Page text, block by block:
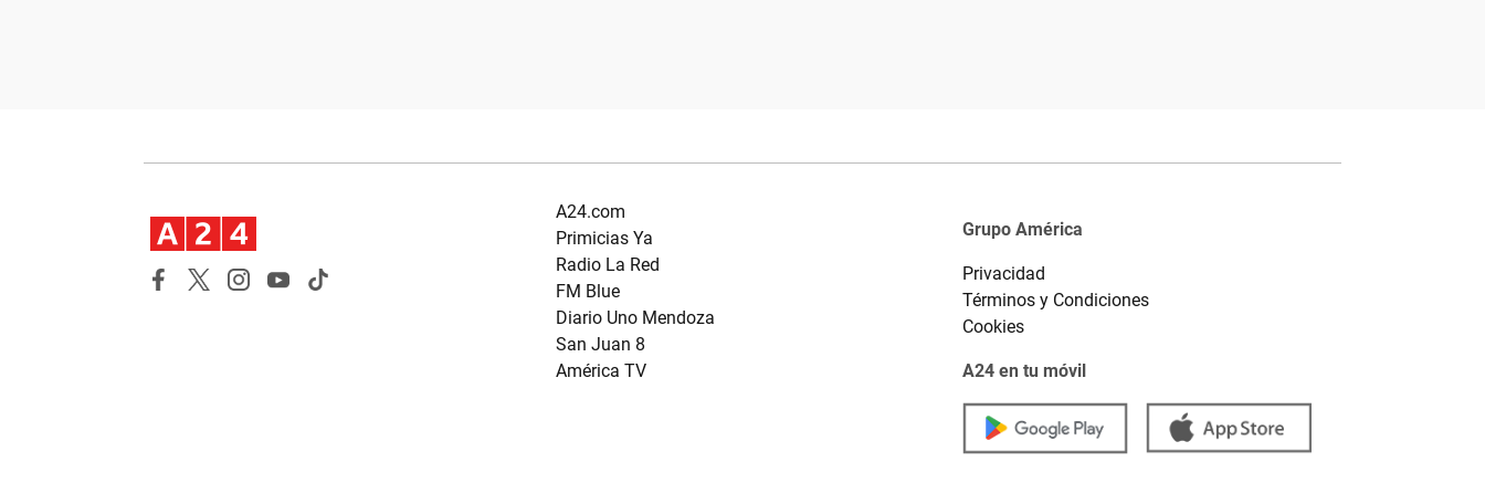
A24.com
Primicias Ya
Radio La Red
FM Blue
Diario Uno Mendoza
San Juan 8
América TV
Grupo América
Privacidad
Términos y Condiciones
Cookies
A24 en tu móvil